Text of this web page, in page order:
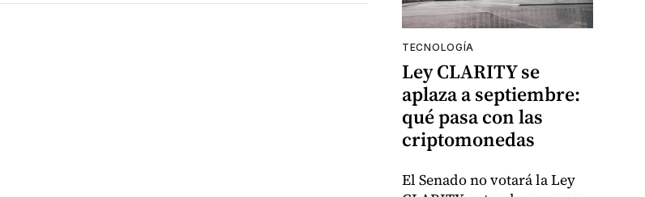
TECNOLOGÍA
Ley CLARITY se
aplaza a septiembre:
qué pasa con las
criptomonedas
El Senado no votará la Ley